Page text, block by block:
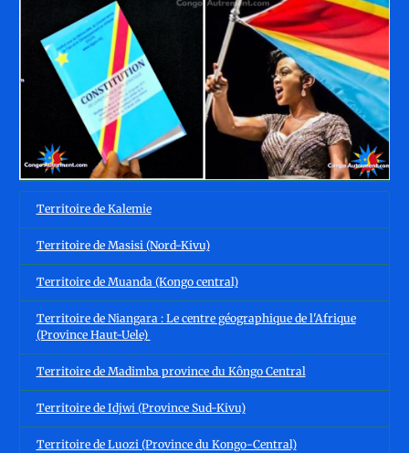
Territoire de Kalemie
Territoire de Masisi (Nord-Kivu)
Territoire de Muanda (Kongo central)
Territoire de Niangara : Le centre géographique de l'Afrique
(Province Haut-Uele)
Territoire de Madimba province du Kôngo Central
Territoire de Idjwi (Province Sud-Kivu)
Territoire de Luozi (Province du Kongo-Central)